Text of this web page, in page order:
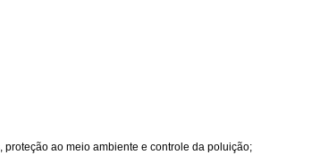
ao meio ambiente e controle da poluição;